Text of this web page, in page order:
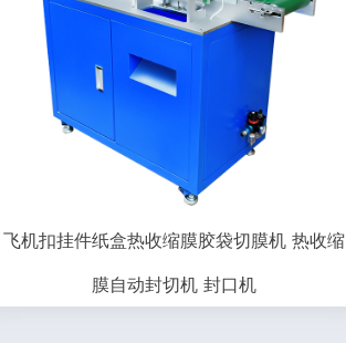
飞机扣挂件纸盒热收缩膜胶袋切膜机 热收缩
膜自动封切机 封口机